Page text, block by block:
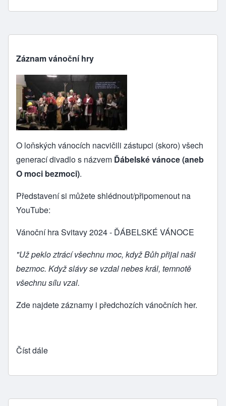
Záznam vánoční hry
O loňských vánocích nacvičili zástupci (skoro) všech
generací divadlo s názvem Ďábelské vánoce (aneb
O moci bezmoci).
Představení si můžete shlédnout/připomenout na
YouTube:
Vánoční hra Svitavy 2024 - ĎÁBELSKÉ VÁNOCE
"Už peklo ztrácí všechnu moc, když Bůh přijal naši
bezmoc. Když slávy se vzdal nebes král, temnotě
všechnu sílu vzal.
Zde najdete záznamy i předchozích vánočních her.
Číst dále